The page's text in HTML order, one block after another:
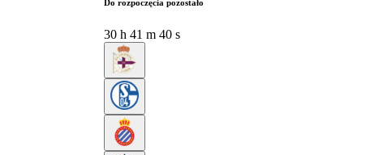
Do rozpoczęcia pozostało
30 h 41 m 39 s